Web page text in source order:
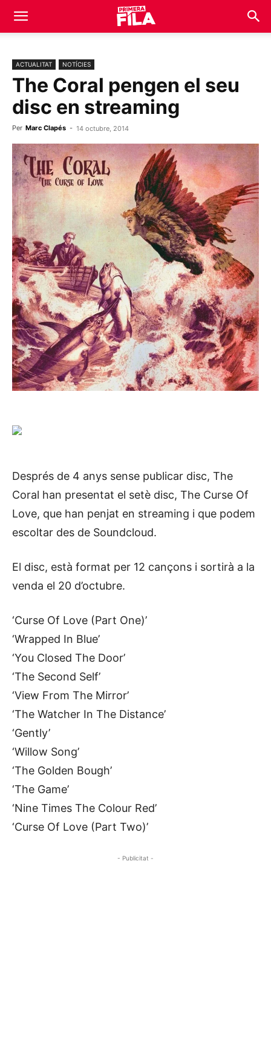
ACTUALITAT NOTÍCIES
The Coral pengen el seu
disc en streaming
Per Marc Clapés - 14 octubre, 2014
Després de 4 anys sense publicar disc, The
Coral han presentat el setè disc, The Curse Of
Love, que han penjat en streaming i que podem
escoltar des de Soundcloud.
El disc, està format per 12 cançons i sortirà a la
venda el 20 d’octubre.
‘Curse Of Love (Part One)’
‘Wrapped In Blue’
‘You Closed The Door’
‘The Second Self’
‘View From The Mirror’
‘The Watcher In The Distance’
‘Gently’
‘Willow Song’
‘The Golden Bough’
‘The Game’
‘Nine Times The Colour Red’
‘Curse Of Love (Part Two)’
- Publicitat -